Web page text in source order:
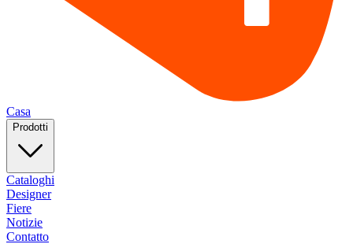
Casa
Prodotti
Cataloghi
Designer
Fiere
Notizie
Contatto